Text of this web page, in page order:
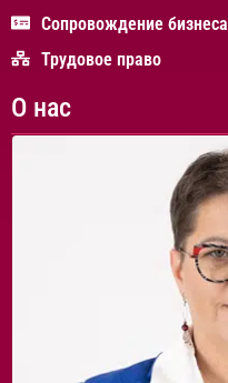
Сопровождение бизнеса
Трудовое право
О нас